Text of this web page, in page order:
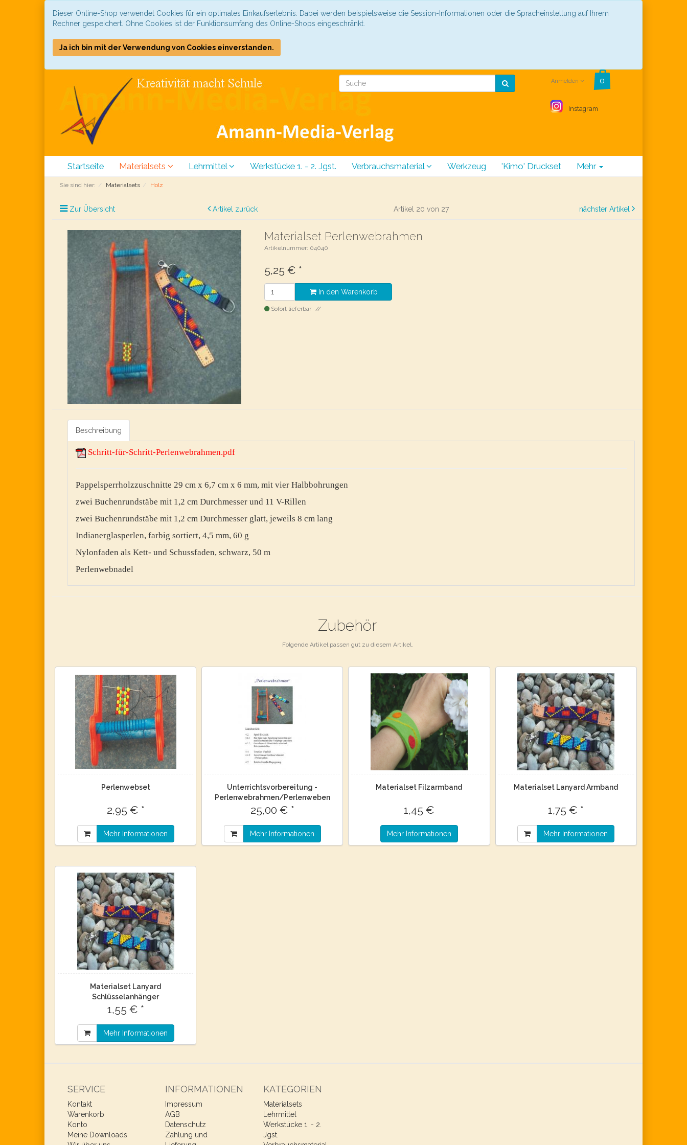
Dieser Online-Shop verwendet Cookies für ein optimales Einkaufserlebnis. Dabei werden beispielsweise die Session-Informationen oder die Spracheinstellung auf Ihrem
Rechner gespeichert. Ohne Cookies ist der Funktionsumfang des Online-Shops eingeschränkt.
Ja ich bin mit der Verwendung von Cookies einverstanden.
Anmelden
Instagram
Startseite Materialsets Lehrmittel Werkstücke 1. - 2. Jgst. Verbrauchsmaterial Werkzeug 'Kimo' Druckset Mehr
Sie sind hier: Materialsets Holz
Zur Übersicht Artikel zurück Artikel 20 von 27 nächster Artikel
Materialset Perlenwebrahmen
Artikelnummer: 04040
5,25 € *
In den Warenkorb
Sofort lieferbar
Beschreibung
Schritt-für-Schritt-Perlenwebrahmen.pdf
Pappelsperrholzzuschnitte 29 cm x 6,7 cm x 6 mm, mit vier Halbbohrungen
zwei Buchenrundstäbe mit 1,2 cm Durchmesser und 11 V-Rillen
zwei Buchenrundstäbe mit 1,2 cm Durchmesser glatt, jeweils 8 cm lang
Indianerglasperlen, farbig sortiert, 4,5 mm, 60 g
Nylonfaden als Kett- und Schussfaden, schwarz, 50 m
Perlenwebnadel
Zubehör
Folgende Artikel passen gut zu diesem Artikel.
Perlenwebset
2,95 € *
Mehr Informationen
Unterrichtsvorbereitung -
Perlenwebrahmen/Perlenweben
25,00 € *
Mehr Informationen
Materialset Filzarmband
1,45 €
Mehr Informationen
Materialset Lanyard Armband
1,75 € *
Mehr Informationen
Materialset Lanyard
Schlüsselanhänger
1,55 € *
Mehr Informationen
SERVICE
Kontakt
Warenkorb
Konto
Meine Downloads
INFORMATIONEN
Impressum
AGB
Datenschutz
Zahlung und
KATEGORIEN
Materialsets
Lehrmittel
Werkstücke 1. - 2.
Jgst.